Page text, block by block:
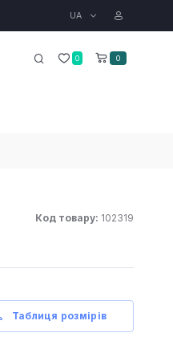
UA
0 0
Код товару: 102319
Таблиця розмірів